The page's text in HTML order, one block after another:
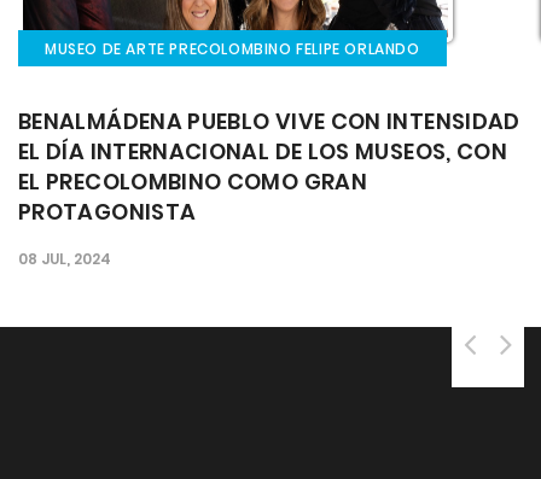
MUSEO DE ARTE PRECOLOMBINO FELIPE ORLANDO
BENALMÁDENA PUEBLO VIVE CON INTENSIDAD
EL DÍA INTERNACIONAL DE LOS MUSEOS, CON
EL PRECOLOMBINO COMO GRAN
PROTAGONISTA
08 JUL, 2024